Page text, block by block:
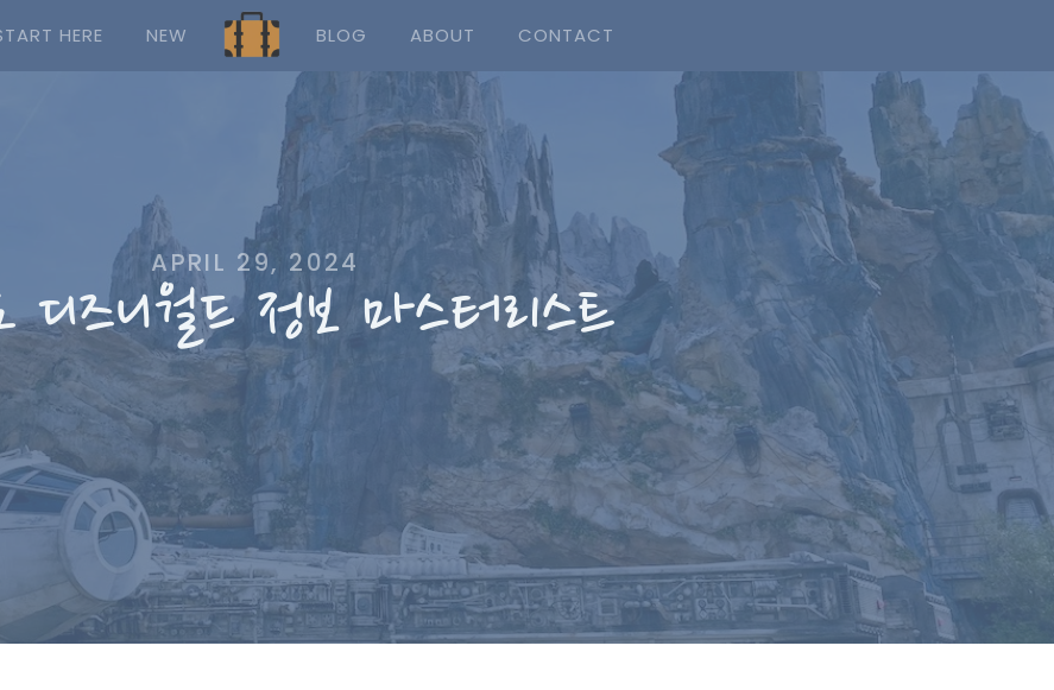
HERE NEW BLOG ABOUT CONTACT
APRIL 29, 2024
디즈니월드 정보 마스터리스트